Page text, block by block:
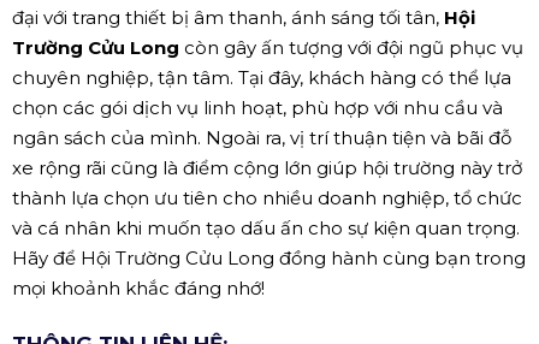
đại với trang thiết bị âm thanh, ánh sáng tối tân, Hội
Trường Cửu Long còn gây ấn tượng với đội ngũ phục vụ
chuyên nghiệp, tận tâm. Tại đây, khách hàng có thể lựa
chọn các gói dịch vụ linh hoạt, phù hợp với nhu cầu và
ngân sách của mình. Ngoài ra, vị trí thuận tiện và bãi đỗ
xe rộng rãi cũng là điểm cộng lớn giúp hội trường này trở
thành lựa chọn ưu tiên cho nhiều doanh nghiệp, tổ chức
và cá nhân khi muốn tạo dấu ấn cho sự kiện quan trọng.
Hãy để Hội Trường Cửu Long đồng hành cùng bạn trong
mọi khoảnh khắc đáng nhớ!